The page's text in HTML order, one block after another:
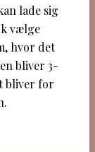
lade sig
vælge
hvor det
bliver 3-
bliver for